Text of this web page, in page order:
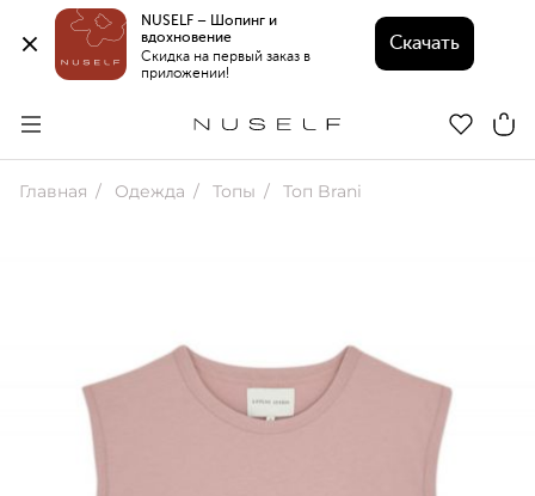
NUSELF – Шопинг и
вдохновение
Скидка на первый заказ в
приложении!
Скачать
Главная Одежда Топы Топ Brani